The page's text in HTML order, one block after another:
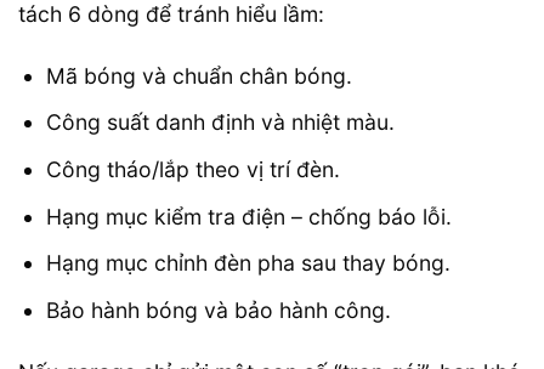
tách 6 dòng để tránh hiểu lầm:
Mã bóng và chuẩn chân bóng.
Công suất danh định và nhiệt màu.
Công tháo/lắp theo vị trí đèn.
Hạng mục kiểm tra điện – chống báo lỗi.
Hạng mục chỉnh đèn pha sau thay bóng.
Bảo hành bóng và bảo hành công.